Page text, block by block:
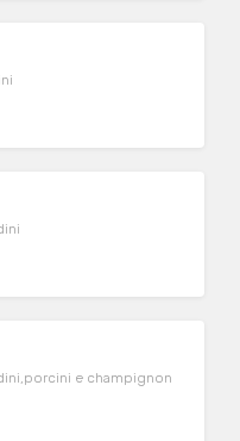
e champignon